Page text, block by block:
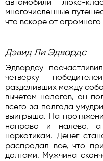
автомобили люкс-
многочисленные
что вскоре от
Дэвид Ли Эдвардс
Эдвардсу
четверку
разделивших между
вычетом налогов, он
всего за полгода
выигрыша. На
направо и налево,
наркотикам. Денег
распродал все, что
долгами. Мужчина